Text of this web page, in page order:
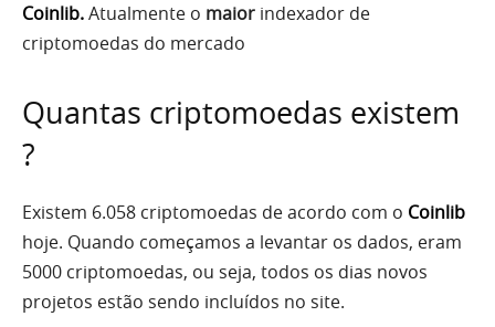
Coinlib.Atualmente o maior indexador de
criptomoedas do mercado
Quantas criptomoedas existem
?
Existem 6.058 criptomoedas de acordo com o Coinlib
hoje. Quando começamos a levantar os dados, eram
5000 criptomoedas, ou seja, todos os dias novos
projetos estão sendo incluídos no site.